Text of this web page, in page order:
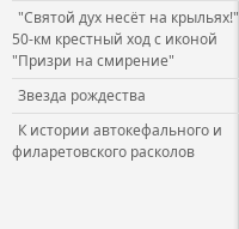
"Святой дух несёт на крыльях!"
50-км крестный ход с иконой
"Призри на смирение"
Звезда рождества
К истории автокефального и
филаретовского расколов